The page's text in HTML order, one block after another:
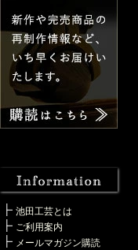
池田工芸とは
ご利用案内
メールマガジン購読